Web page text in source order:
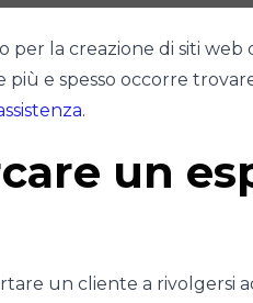
per la creazione di siti web
e spesso occorre
.
un
un cliente a rivolgersi